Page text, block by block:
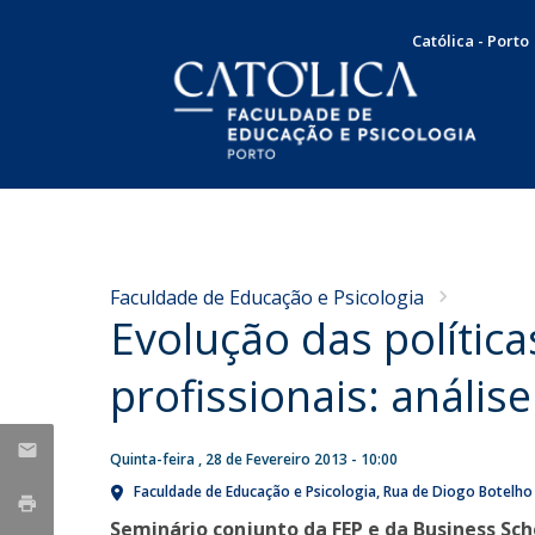
Católica - Porto
Docentes
Testemunhos
Internacionalização
Serviço Comunitário
Taxas e propinas
Candidaturas
Concursos
Concurso de recrutamento
Concurso de promoção
Produção Científica
Publicações
Dissertações de Mestrado
Nota de Pesar pelo
falecimento do Professor
Doutor Francisco Carvalho
Guerra
Missão, Visão e Valores
Órgãos de Gestão
Responsabilidade Social
SAME | Serviço de Apoio à Melhoria da Educação
CUP | Clínica Universitária de Psicologia
Voluntariado
Faculdade de Educação e Psicologia
Evolução das
profissionais:
Quinta-feira , 28 de Fevereiro 2013 - 10:00
Faculdade de Educação e Psicologia Rua de Diogo
Seminário conjunto da FEP e da Business